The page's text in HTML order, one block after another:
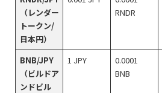
（レンダー
トークン/
日本円）
RNDR
BNB/JPY
（ビルドア
ンドビル
1 JPY
0.0001
BNB